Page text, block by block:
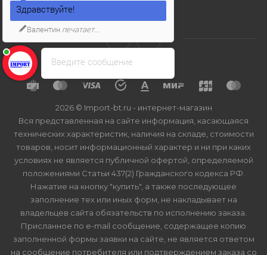
2026 © Import-bt.ru - интернет-магазин
Вся представленная на сайте информация, касающаяся
технических характеристик, наличия на складе, стоимости
товаров, носит информационный характер и ни при каких
условиях не является публичной офертой, определяемой
положениями Статьи 437(2) Гражданского кодекса РФ.
Нажатие на кнопку "купить", а также последующее
заполнение тех или иных форм, не накладывает на
владельцев сайта обязательств по исполнению заказа.
Присланное по e-mail сообщение, содержащее копию
заполненной формы заявки на сайте, не является ответом
на сообщение потребителя или подтверждением заказа со
Введите сообщение
Здравствуйте!
Валентин печатает...